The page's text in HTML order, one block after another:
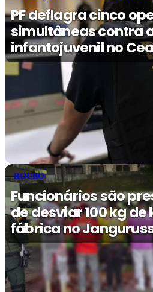
PF deflagra cinco
simultâneas contra
infantojuvenil no
ROUBO
Funcionários são
de desviar 100 kg de
fábrica no